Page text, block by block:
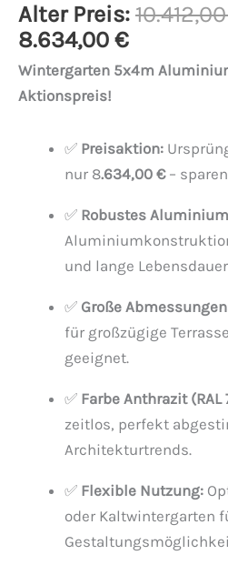
Alter Preis:
8.634,00 €
Wintergarten 5x4m
Aktionspreis!
✅ Preisaktion:
nur 8.634,00 €– sparen
✅ Robustes
und lange
✅ Große
für großzügige
geeignet.
✅ Farbe Anthrazit (RAL
zeitlos, perfekt
Architekturtrends.
✅ Flexible Nutzung:
oder Kaltwintergarten